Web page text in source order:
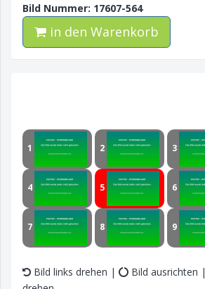
Bild Nummer: 17607-564
in den Warenkorb
1 2 3
4 5 6
7 8 9
Bild links drehen | Bild ausrichten |